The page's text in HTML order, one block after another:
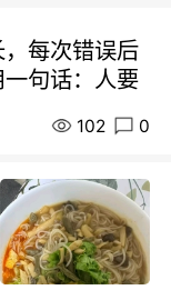
每次错误后
句话：人要
102 0